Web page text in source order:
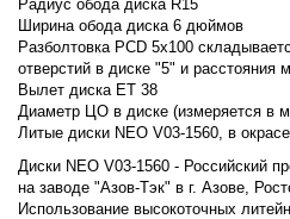
Радиус обода диска R15
Ширина обода диска 6 дюймов
Разболтовка PCD 5x100
отверстий в диске "5" и
Вылет диска ET 38
Диаметр ЦО в диске (измеряется в
Литые диски NEO V03-1560, в
Диски NEO V03-1560 - Российский
на заводе "Азов-Тэк" в г. Азове,
Использование высокоточных